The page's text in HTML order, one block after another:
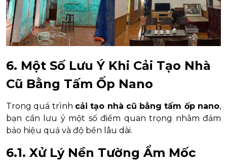
6. Một Số Lưu Ý Khi Cải Tạo Nhà
Cũ Bằng Tấm Ốp Nano
Trong quá trình cải tạo nhà cũ bằng tấm ốp nano,
bạn cần lưu ý một số điểm quan trọng nhằm đảm
bảo hiệu quả và độ bền lâu dài.
6.1. Xử Lý Nền Tường Ẩm Mốc